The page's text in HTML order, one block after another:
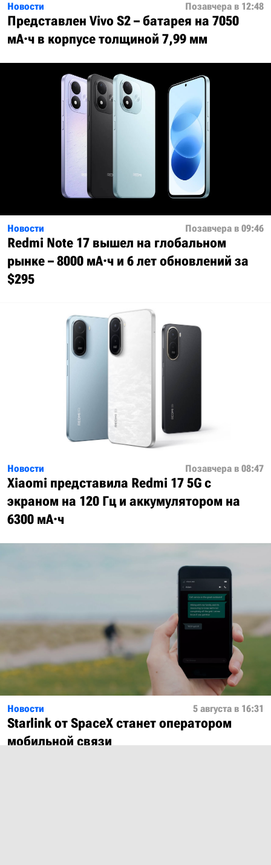
Новости Позавчера в 12:48
Представлен Vivo S2 – батарея на 7050
мА·ч в корпусе толщиной 7,99 мм
Новости Позавчера в 09:46
Redmi Note 17 вышел на глобальном
рынке – 8000 мА·ч и 6 лет обновлений за
$295
Новости Позавчера в 08:47
Xiaomi представила Redmi 17 5G с
экраном на 120 Гц и аккумулятором на
6300 мА·ч
Новости 5 августа в 16:31
Starlink от SpaceX станет оператором
мобильной связи